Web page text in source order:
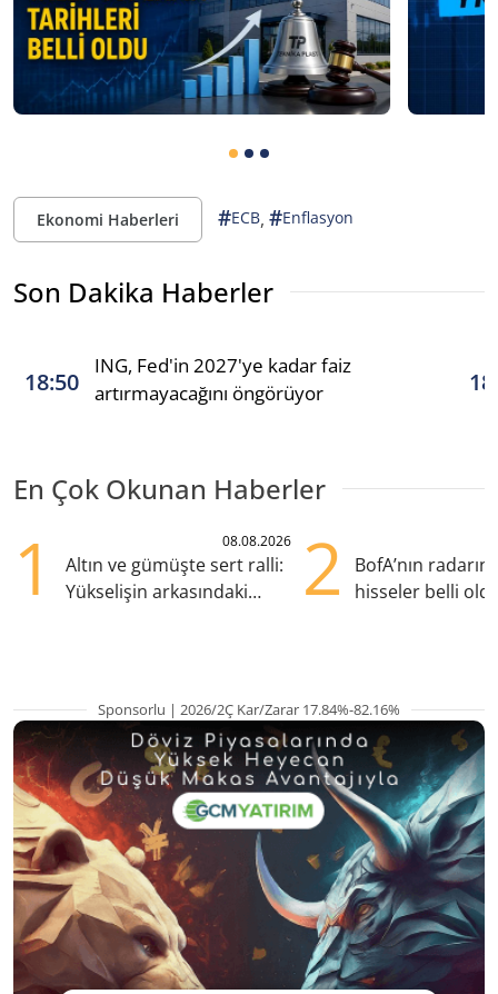
Ekonomi Haberleri #ECB, #Enflasyon
Son Dakika Haberler
18:50
ING, Fed'in 2027'ye kadar faiz
artırmayacağını öngörüyor
En Çok Okunan Haberler
1 08.08.2026
Altın ve gümüşte sert ralli:
Yükselişin arkasındaki
2
BofA’nın
hisseler belli
Sponsorlu | 2026/2Ç Kar/Zarar 17.84%-82.16%